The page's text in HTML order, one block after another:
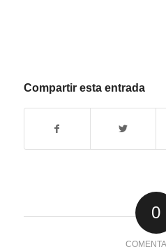
Compartir esta entrada
0